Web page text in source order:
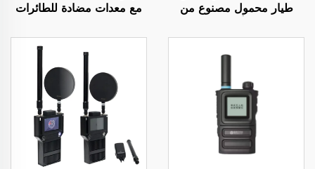
طيار محمول مصنوع من
50 واط 900 - 1000
ميغاهرتز
مع معدات مضادة للطائرات